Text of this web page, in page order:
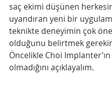
saç ekimi düşünen
uyandıran yeni bir
teknikte deneyimin çok
olduğunu belirtmek
Öncelikle Choi
olmadığını açıklayalım.